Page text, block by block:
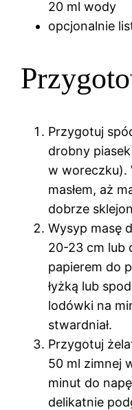
20 ml wody
opcjonalnie
Przygotuj
drobny
w woreczku).
masłem, aż
dobrze
Wysyp masę
20-23 cm lub
papierem do
łyżką lub
lodówki na
stwardniał.
Przygotuj
50 ml zimnej
minut do
delikatnie